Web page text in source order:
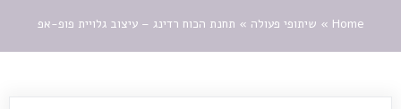
Home
» שיתופי פעולה » תחנת הכוח רדינג – עיצוב גלויית פופ-אפ